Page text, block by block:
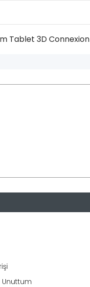
Tablet 3D Connexion
Unuttum